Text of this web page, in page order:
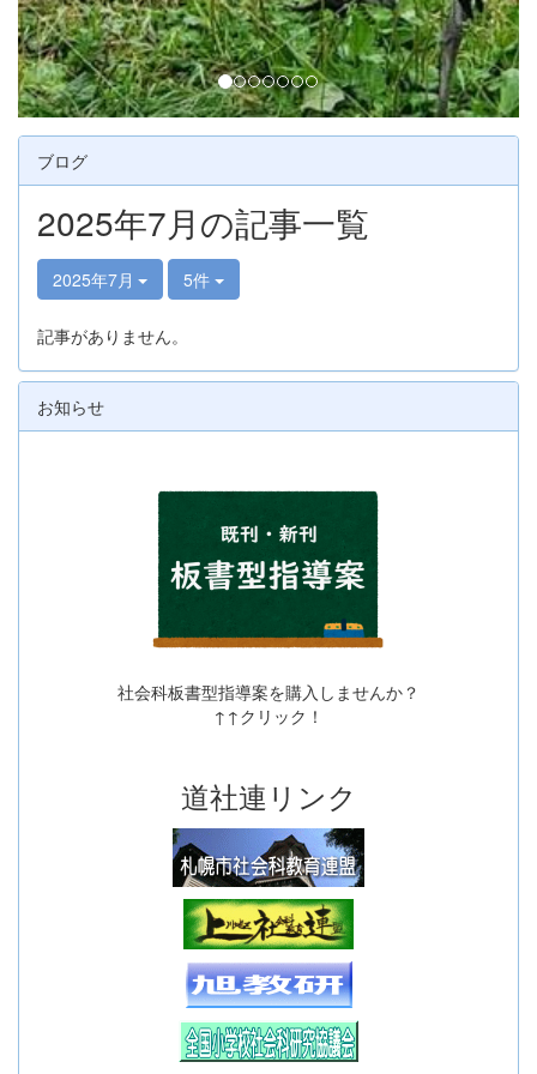
ブログ
2025年7月の記事一覧
2025年7月 5件
記事がありません。
お知らせ
社会科板書型指導案を購入しませんか？
↑↑クリック！
道社連リンク